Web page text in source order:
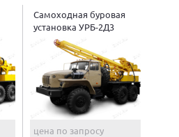
Самоходная буровая
установка УРБ-2Д3
цена по запросу